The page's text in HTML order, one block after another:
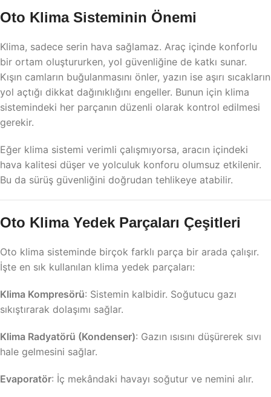
Oto Klima Sisteminin Önemi
Klima, sadece serin hava sağlamaz. Araç içinde konforlu
bir ortam oluştururken, yol güvenliğine de katkı sunar.
Kışın camların buğulanmasını önler, yazın ise aşırı sıcakların
yol açtığı dikkat dağınıklığını engeller. Bunun için klima
sistemindeki her parçanın düzenli olarak kontrol edilmesi
gerekir.
Eğer klima sistemi verimli çalışmıyorsa, aracın içindeki
hava kalitesi düşer ve yolculuk konforu olumsuz etkilenir.
Bu da sürüş güvenliğini doğrudan tehlikeye atabilir.
Oto Klima Yedek Parçaları Çeşitleri
Oto klima sisteminde birçok farklı parça bir arada çalışır.
İşte en sık kullanılan klima yedek parçaları:
Klima Kompresörü: Sistemin kalbidir. Soğutucu gazı
sıkıştırarak dolaşımı sağlar.
Klima Radyatörü (Kondenser): Gazın ısısını düşürerek sıvı
hale gelmesini sağlar.
Evaporatör: İç mekândaki havayı soğutur ve nemini alır.